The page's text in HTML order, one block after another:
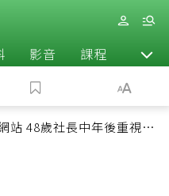
影音 課程 退休
站 48歲社長中年後重視和